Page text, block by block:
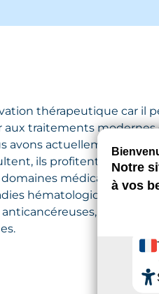
thérapeutique car il
aux traitements
avons actuellement une
ils profitent de la
médicaux. Ainsi,
hématologiques, un
ou encore